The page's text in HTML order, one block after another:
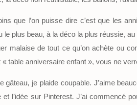
que l’on puisse dire c’est que les
le plus beau, à la déco la plus réussie,
malaise de tout ce qu’on achète ou
« table anniversaire enfant », vous ne
gâteau, je plaide coupable. J’aime
et l’idée sur Pinterest. J’ai commencé